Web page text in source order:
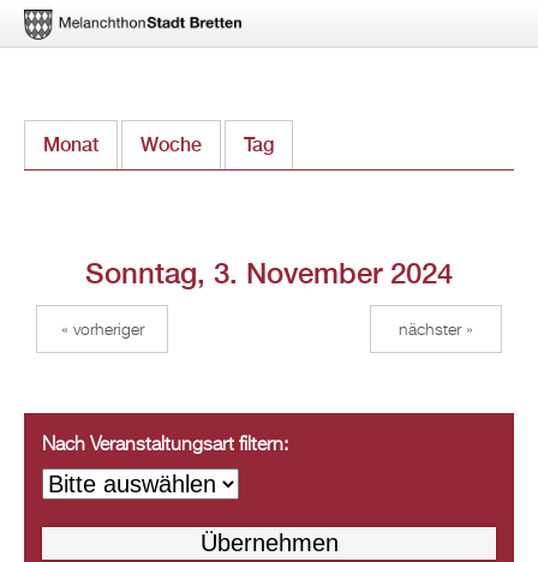
zum
Monat Woche Tag
Sonntag, 3. November 2024
« vorheriger nächster »
Nach Veranstaltungsart filtern: